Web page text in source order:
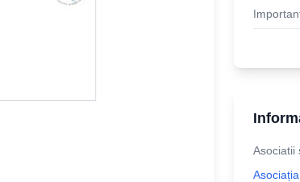
Asociatii